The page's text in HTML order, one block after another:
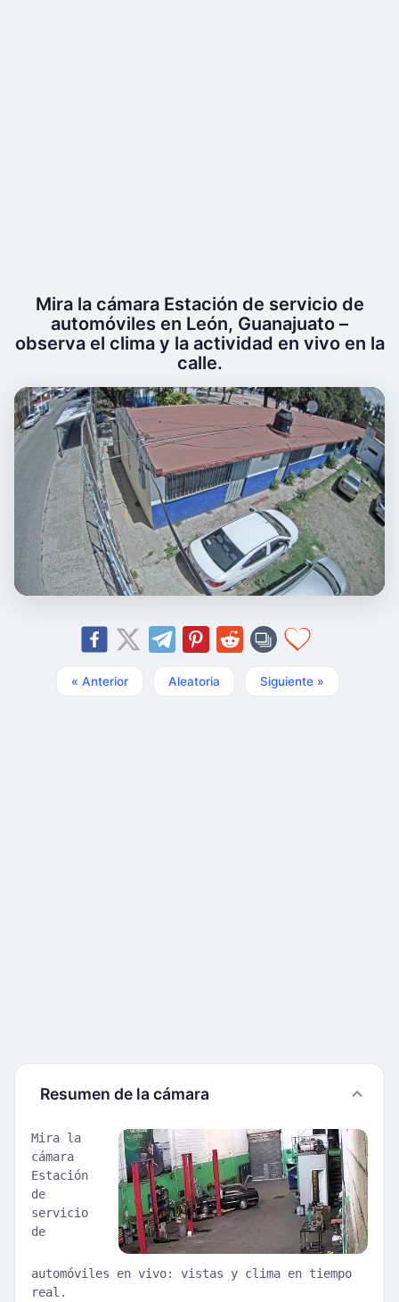
Mira la cámara Estación de servicio de
automóviles en León, Guanajuato –
observa el clima y la actividad en vivo en la
calle.
« Anterior Aleatoria Siguiente »
Resumen de la cámara
Mira la
cámara
Estación
de
servicio
de
automóviles en vivo: vistas y clima en tiempo
real.